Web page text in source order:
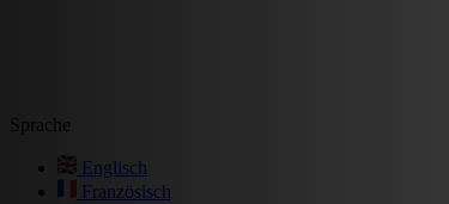
Sprache
Englisch
Französisch